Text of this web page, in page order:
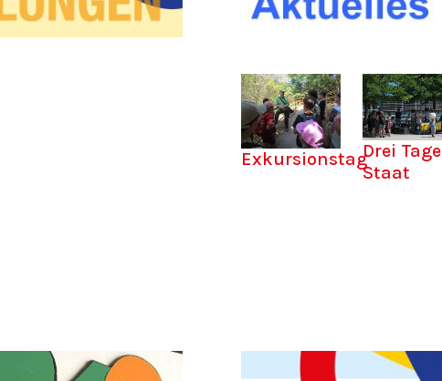
ExkursionstagDrei Tage
Staat